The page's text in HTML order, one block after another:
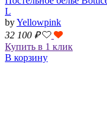
L
byYellowpink
32 100 ₽
Купить в 1 клик
В корзину